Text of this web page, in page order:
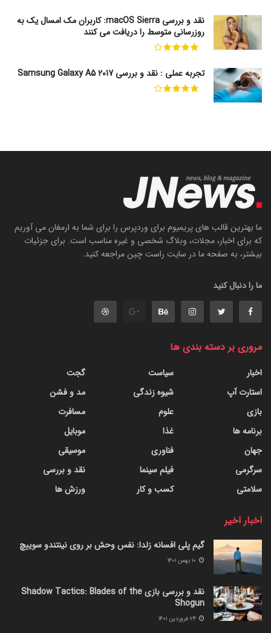
نقد و بررسی macOS Sierra: کاربران مک امسال یک به
روزرسانی متوسط را دریافت می کنند
تجربه عملی : نقد و بررسی Samsung Galaxy A5 2017
ما بهترین قالب های پریمیوم برای وردپرس را برای شما به ارمغان می آوریم
که برای اخبار، مجلات، وبلاگ شخصی و غیره مناسب است. برای جزئیات
بیشتر، به صفحه ما در سایت راست چین مراجعه کنید.
ما را دنبال کنید
مروری بر دسته بندی ها
اخبار
استارت آپ
بازی
برنامه ها
جهان
سرگرمی
سلامتی
سیاست
شیوه زندگی
علوم
غذا
فناوری
فیلم سینما
کسب و کار
گجت
مد و فشن
مسافرت
موبایل
موسیقی
نقد و بررسی
ورزش ها
اخبار اخیر
گیم پلی افسانه زلدا: نفس وحش بر روی نینتندو سوییچ
نقد و بررسی بازی Shadow Tactics: Blades of the
Shogun